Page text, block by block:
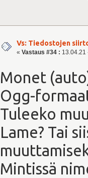
Vs: Tiedostojen
« Vastaus #34 : 13.04.21
Monet
Ogg-
Tuleeko
Lame? Tai
Mintissä